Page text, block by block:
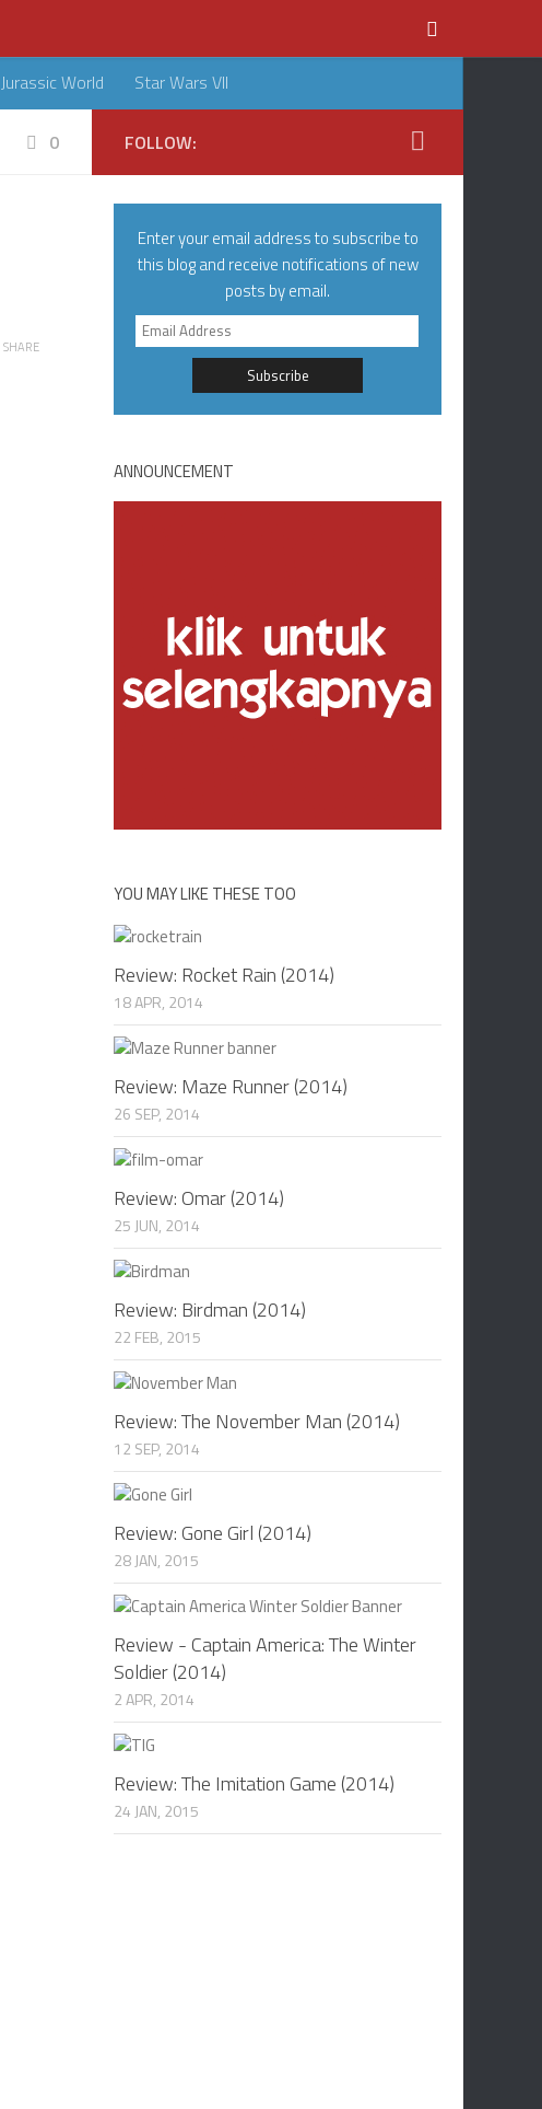
Jurassic World Star Wars VII
0
SHARE
FOLLOW:
Enter your email address to subscribe to
this blog and receive notifications of new
posts by email.
Email
Address
ANNOUNCEMENT
YOU MAY LIKE THESE TOO
Review: Rocket Rain (2014)
18 APR, 2014
Review: Maze Runner (2014)
26 SEP, 2014
Review: Omar (2014)
25 JUN, 2014
Review: Birdman (2014)
22 FEB, 2015
Review: The November Man (2014)
12 SEP, 2014
Review: Gone Girl (2014)
28 JAN, 2015
Review - Captain America: The Winter
Soldier (2014)
2 APR, 2014
Review: The Imitation Game (2014)
24 JAN, 2015